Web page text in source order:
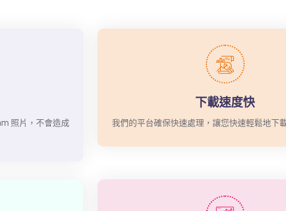
照片，不會造成
下載速度快
我們的平台確保快速處理，讓您快速輕鬆地下